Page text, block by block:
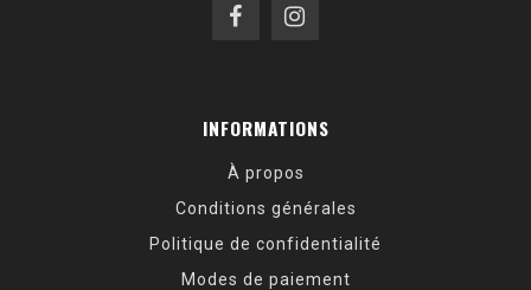
INFORMATIONS
À propos
Conditions générales
Politique de confidentialité
Modes de paiement